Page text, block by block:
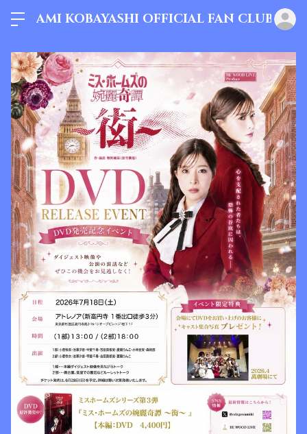
AMI KOBAYASHI OFFICIAL FAN CLUB